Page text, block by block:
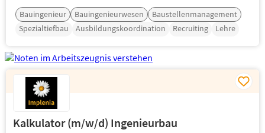
Bauingenieur Bauingenieurwesen
Baustellenmanagement
Spezialtiefbau
Ausbildungskoordination Recruiting Lehre
Kalkulator (m/w/d) Ingenieurbau